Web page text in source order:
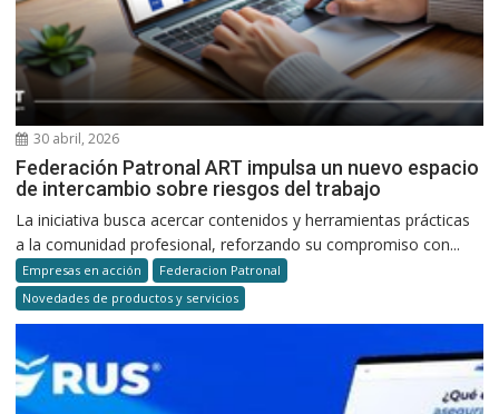
30 abril, 2026
Federación Patronal ART impulsa un nuevo espacio
de intercambio sobre riesgos del trabajo
La iniciativa busca acercar contenidos y herramientas prácticas
a la comunidad profesional, reforzando su compromiso con...
Empresas en acción
Federacion Patronal
Novedades de productos y servicios